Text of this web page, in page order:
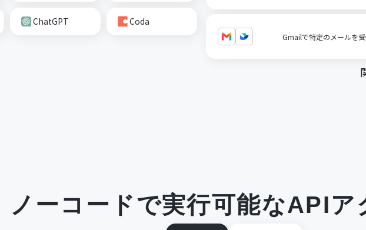
ChatGPT Coda
Gmailで特定のメールを
ノーコードで実行可能なAPIア